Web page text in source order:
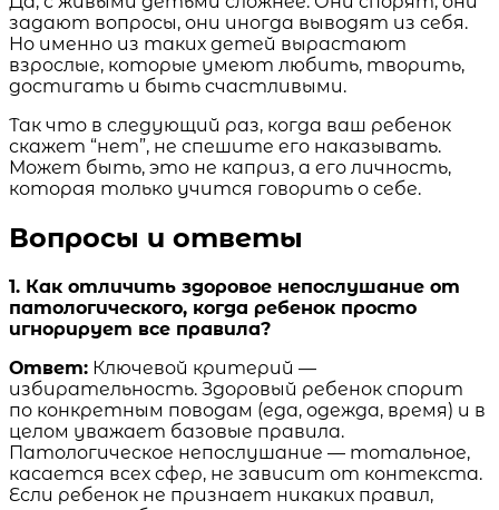
задают вопросы, они иногда выводят из себя.
Но именно из таких детей вырастают
взрослые, которые умеют любить, творить,
достигать и быть счастливыми.
Так что в следующий раз, когда ваш ребенок
скажет “нет”, не спешите его наказывать.
Может быть, это не каприз, а его личность,
которая только учится говорить о себе.
Вопросы и ответы
1. Как отличить здоровое непослушание от
патологического, когда ребенок просто
игнорирует все правила?
Ответ: Ключевой критерий —
избирательность. Здоровый ребенок спорит
по конкретным поводам (еда, одежда, время) и в
целом уважает базовые правила.
Патологическое непослушание — тотальное,
касается всех сфер, не зависит от контекста.
Если ребенок не признает никаких правил,